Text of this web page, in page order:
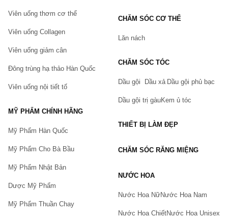
Viên uống thơm cơ thể
Viên uống Collagen
Viên uống giảm cân
Đông trùng hạ thảo Hàn Quốc
Viên uống nội tiết tố
MỸ PHẨM CHÍNH HÃNG
Mỹ Phẩm Hàn Quốc
Mỹ Phẩm Cho Bà Bầu
Mỹ Phẩm Nhật Bản
Dược Mỹ Phẩm
Mỹ Phẩm Thuần Chay
CHĂM SÓC CƠ THỂ
Lăn nách
CHĂM SÓC TÓC
Dầu gội Dầu xả Dầu gội phủ bạc
Dầu gội trị gàuKem ủ tóc
THIẾT BỊ LÀM ĐẸP
CHĂM SÓC RĂNG MIỆNG
NƯỚC HOA
Nước Hoa NữNước Hoa Nam
Nước Hoa ChiếtNước Hoa Unisex